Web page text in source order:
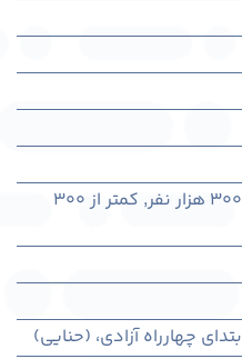
,
کمتر از ۳۰۰
چهارراه آزادی، (حنایی)